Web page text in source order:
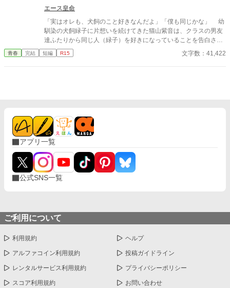
向けてきた。
エース皇命
「実はオレも、犬飼のこと好きなんだよ」「僕も同じかな」 幼
馴染の犬飼緑子に片想いを続けてきた猫山紫音は、クラスの男友
達ふたりから同じ人（緑子）を好きになっていることを告白され
る。 紫音の背中を押すため、友達ふたりなりのサポートだった
のだが、なんと紫音はライバルが強力すぎると感じて幼馴染への
妬。執着。 その全てが緑子を狂わせ、ヤンデレへと変えてしま
う。 だがそれだけではなかった。 鹿内先輩に実の妹である瑠
璃、担任教師の兎川百桃。紫音は３人からも重たすぎる愛を向け
られていた……いつの間にか激重感情を向けられていた主人公紫
音は、一体どうなってしまうのか……!? ※カクヨム、小説家にな
ろうにも投稿しています。
青春 完結 短編 R15 文字数：41,422
アプリ一覧
公式SNS一覧
ご利用について
利用規約 ヘルプ
アルファコイン利用規約 投稿ガイドライン
レンタルサービス利用規約 プライバシーポリシー
スコア利用規約 お問い合わせ